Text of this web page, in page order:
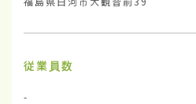
従業員数
-